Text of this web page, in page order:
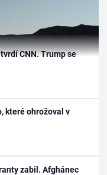
CNN. Trump se
které ohrožoval v
zabil. Afghánec